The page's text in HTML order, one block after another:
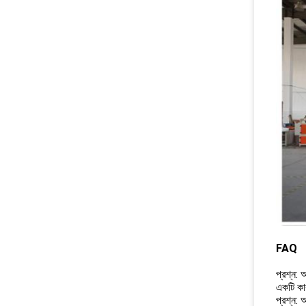
FAQ
প্রশ্ন:
একটি
প্রশ্ন: